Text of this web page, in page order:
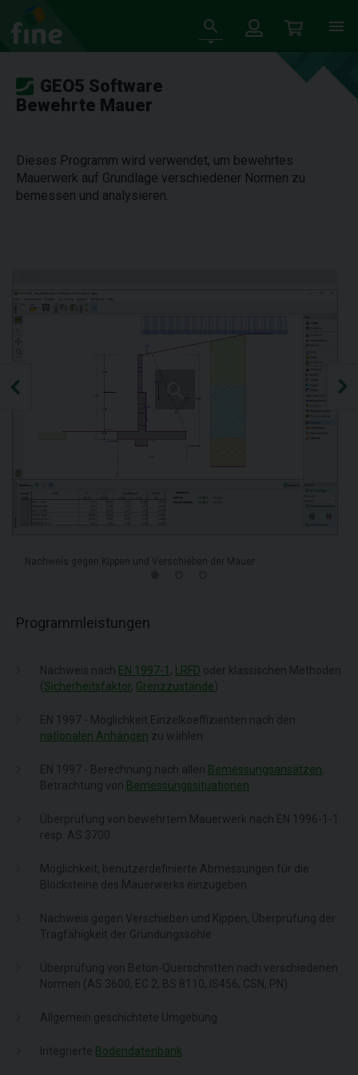
GEO5 Software
Bewehrte Mauer
Dieses Programm wird verwendet, um bewehrtes
Mauerwerk auf Grundlage verschiedener Normen zu
bemessen und analysieren.
Nachweis gegen Kippen und Verschieben der Mauer
Programmleistungen
Nachweis nach EN 1997-1 , LRFD oder klassischen Methoden
( Sicherheitsfaktor, Grenzzustände )
EN 1997 - Möglichkeit Einzelkoeffizienten nach den
nationalen Anhängen zu wählen
EN 1997 - Berechnung nach allen Bemessungsansätzen,
Betrachtung von Bemessungssituationen
Überprüfung von bewehrtem Mauerwerk nach EN 1996-1-1
resp. AS 3700
Möglichkeit, benutzerdefinierte Abmessungen für die
Blocksteine des Mauerwerks einzugeben
Nachweis gegen Verschieben und Kippen, Überprüfung der
Tragfähigkeit der Gründungssohle
Überprüfung von Beton-Querschnitten nach verschiedenen
Normen (AS 3600, EC 2, BS 8110, IS456, CSN, PN)
Allgemein geschichtete Umgebung
Integrierte Bodendatenbank